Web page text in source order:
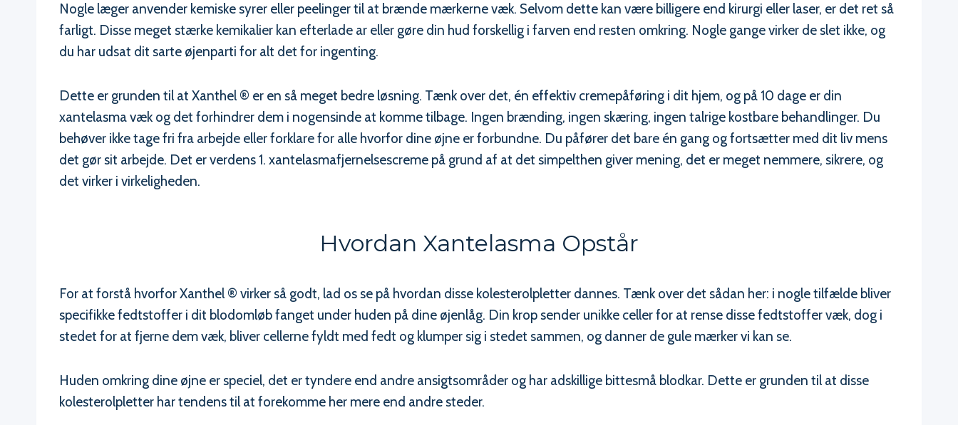
Nogle læger anvender kemiske syrer eller peelinger til at brænde mærkerne væk. Selvom dette kan være billigere end kirurgi eller laser, er det ret så
farligt. Disse meget stærke kemikalier kan efterlade ar eller gøre din hud forskellig i farven end resten omkring. Nogle gange virker de slet ikke, og
du har udsat dit sarte øjenparti for alt det for ingenting.
Dette er grunden til at Xanthel ® er en så meget bedre løsning. Tænk over det, én effektiv cremepåføring i dit hjem, og på 10 dage er din
xantelasma væk og det forhindrer dem i nogensinde at komme tilbage. Ingen brænding, ingen skæring, ingen talrige kostbare behandlinger. Du
behøver ikke tage fri fra arbejde eller forklare for alle hvorfor dine øjne er forbundne. Du påfører det bare én gang og fortsætter med dit liv mens
det gør sit arbejde. Det er verdens 1. xantelasmafjernelsescreme på grund af at det simpelthen giver mening, det er meget nemmere, sikrere, og
det virker i virkeligheden.
Hvordan Xantelasma Opstår
For at forstå hvorfor Xanthel ® virker så godt, lad os se på hvordan disse kolesterolpletter dannes. Tænk over det sådan her: i nogle tilfælde bliver
specifikke fedtstoffer i dit blodomløb fanget under huden på dine øjenlåg. Din krop sender unikke celler for at rense disse fedtstoffer væk, dog i
stedet for at fjerne dem væk, bliver cellerne fyldt med fedt og klumper sig i stedet sammen, og danner de gule mærker vi kan se.
Huden omkring dine øjne er speciel, det er tyndere end andre ansigtsområder og har adskillige bittesmå blodkar. Dette er grunden til at disse
kolesterolpletter har tendens til at forekomme her mere end andre steder.